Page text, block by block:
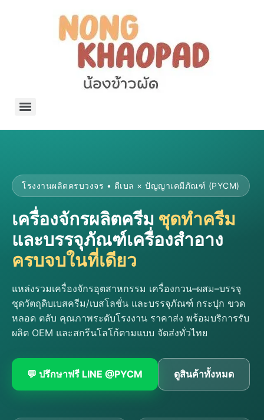
โรงงานผลิตครบวงจร • ดีเบล × ปัญญาเคมีภัณฑ์ (PYCM)
เครื่องจักรผลิตครีม ชุดทำครีม
และบรรจุภัณฑ์เครื่องสำอาง
ครบจบในที่เดียว
แหล่งรวมเครื่องจักรอุตสาหกรรม เครื่องกวน–ผสม–บรรจุ
ชุดวัตถุดิบเบสครีม/เบสโลชั่น และบรรจุภัณฑ์ กระปุก ขวด
หลอด ตลับ คุณภาพระดับโรงงาน ราคาส่ง พร้อมบริการรับ
ผลิต OEM และสกรีนโลโก้ตามแบบ จัดส่งทั่วไทย
💬 ปรึกษาฟรี LINE @PYCM ดูสินค้าทั้งหมด